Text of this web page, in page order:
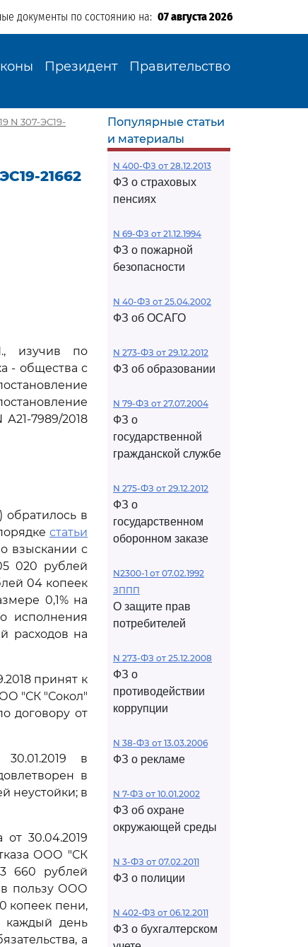
документы по состоянию на: 07 августа 2026
Президент Правительство
N 307-ЭС19-
21662
изучив по
- общества с
7989/2018
обратилось в
статьи
взыскании с
020 рублей
04 копеек
0,1% на
исполнения
расходов на
принят к
"СК "Сокол"
договору от
в
в
неустойки; в
30.04.2019
ООО "СК
660 рублей
в пользу ООО
копеек пени,
каждый день
а
Популярные статьи
и материалы
N 400-ФЗ от 28.12.2013
ФЗ о страховых
пенсиях
N 69-ФЗ от 21.12.1994
ФЗ о пожарной
безопасности
N 40-ФЗ от 25.04.2002
ФЗ об ОСАГО
N 273-ФЗ от 29.12.2012
ФЗ об образовании
N 79-ФЗ от 27.07.2004
ФЗ о
государственной
гражданской службе
N 275-ФЗ от 29.12.2012
ФЗ о
государственном
оборонном заказе
N2300-1 от 07.02.1992
ЗППП
О защите прав
потребителей
N 273-ФЗ от 25.12.2008
ФЗ о
противодействии
коррупции
N 38-ФЗ от 13.03.2006
ФЗ о рекламе
N 7-ФЗ от 10.01.2002
ФЗ об охране
окружающей среды
N 3-ФЗ от 07.02.2011
ФЗ о полиции
N 402-ФЗ от 06.12.2011
ФЗ о бухгалтерском